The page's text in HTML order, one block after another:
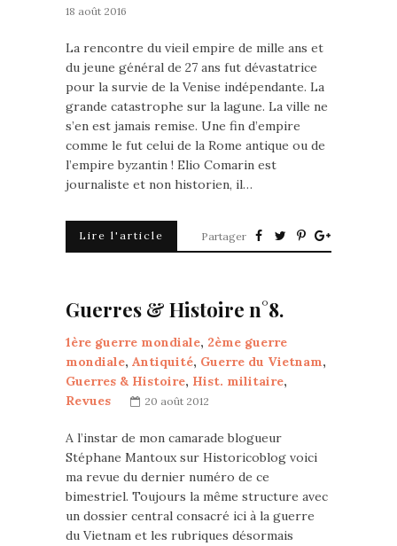
18 août 2016
La rencontre du vieil empire de mille ans et
du jeune général de 27 ans fut dévastatrice
pour la survie de la Venise indépendante. La
grande catastrophe sur la lagune. La ville ne
s’en est jamais remise. Une fin d’empire
comme le fut celui de la Rome antique ou de
l’empire byzantin ! Elio Comarin est
journaliste et non historien, il…
Lire l'article Partager
Guerres & Histoire n°8.
1ère guerre mondiale, 2ème guerre
mondiale, Antiquité, Guerre du Vietnam,
Guerres & Histoire, Hist. militaire,
Revues
20 août 2012
A l’instar de mon camarade blogueur
Stéphane Mantoux sur Historicoblog voici
ma revue du dernier numéro de ce
bimestriel. Toujours la même structure avec
un dossier central consacré ici à la guerre
du Vietnam et les rubriques désormais